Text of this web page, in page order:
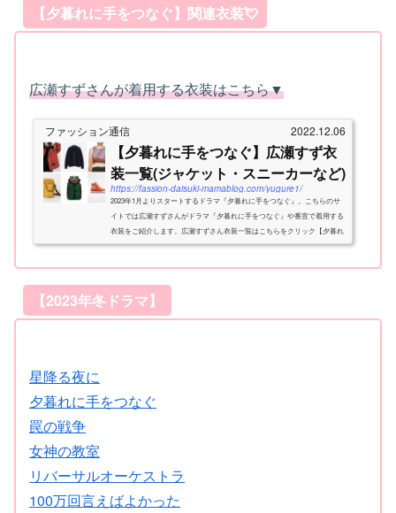
【夕暮れに手をつなぐ】関連衣装💘
広瀬すずさんが着用する衣装はこちら▼
ファッション通信 2022.12.06
【夕暮れに手をつなぐ】広瀬すず衣
装一覧(ジャケット・スニーカーなど)
https://fassion-daisuki-mamablog.com/yugure1/
2023年1月よりスタートするドラマ『夕暮れに手をつなぐ』。こちらのサ
イトでは広瀬すずさんがドラマ『夕暮れに手をつなぐ』や番宣で着用する
衣装をご紹介します。広瀬すずさん衣装一覧はこちらをクリック【夕暮れ
に手をつなぐ】関連衣装💘永瀬廉さんが着用す...
【2023年冬ドラマ】
星降る夜に
夕暮れに手をつなぐ
罠の戦争
女神の教室
リバーサルオーケストラ
100万回言えばよかった